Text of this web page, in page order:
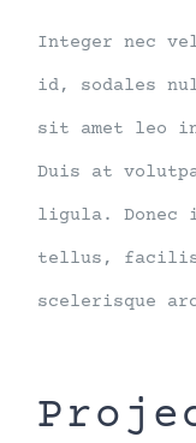
Integer nec
id, sodales
sit amet leo
Duis at
ligula. Donec
tellus,
scelerisque